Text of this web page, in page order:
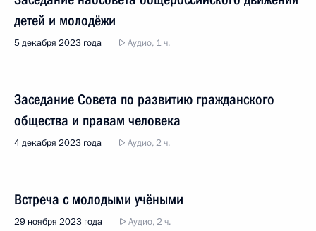
детей и молодёжи
5 декабря 2023 года Аудио, 1 ч.
Заседание Совета по развитию гражданского
общества и правам человека
4 декабря 2023 года Аудио, 2 ч.
Встреча с молодыми учёными
29 ноября 2023 года Аудио, 2 ч.